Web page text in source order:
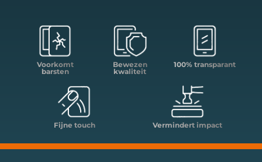
Voorkomt
barsten
Bewezen
kwaliteit
100% transparant
Fijne touch Vermindert impact